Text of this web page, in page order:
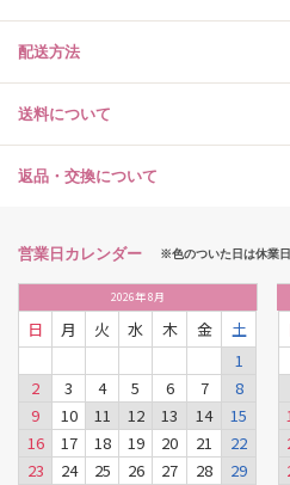
配送方法
送料について
返品・交換について
営業日カレンダー ※色のついた日は休業日
2026年8月
日 月 火 水 木 金
土
1
2
3 4 5 6 7
8
9
10 11 12 13 14
15
16
17 18 19 20 21
22
23
24 25 26 27 28
29